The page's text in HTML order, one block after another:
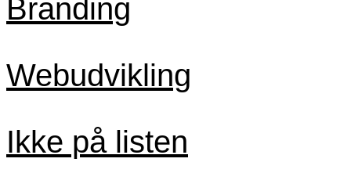
Branding
Webudvikling
Ikke på listen